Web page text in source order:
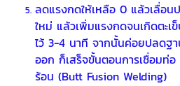
ลดแรงกดให้เหลือ 0 แล้วเลื่อน
ใหม่ แล้วเพิ่มแรงกดจนเกิดตะ
ไว้ 3-4 นาที จากนั้นค่อยปลดฐ
ออก ก็เสร็จขั้นตอนการเชื่อมท่อ
ร้อน (Butt Fusion Welding)